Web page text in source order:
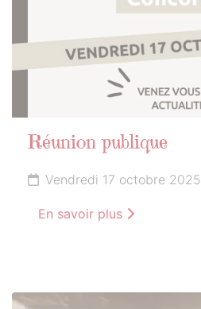
Réunion publique
Vendredi 17 octobre
En savoir plus